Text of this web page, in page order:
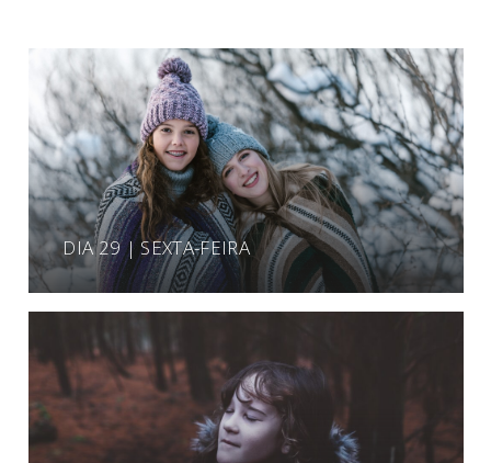
DIA 29 | SEXTA-FEIRA